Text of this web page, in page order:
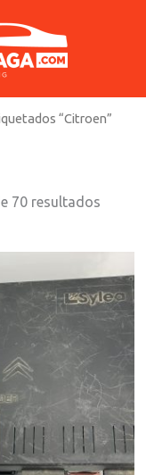
“Citroen”
70 resultados